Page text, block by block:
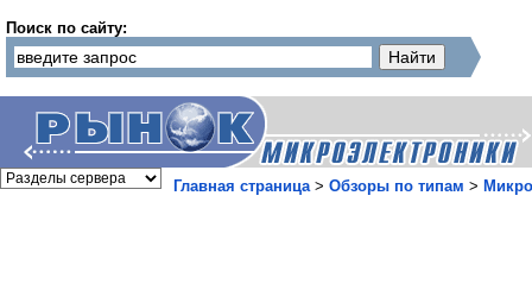
Поиск по сайту:
Главная страница> Обзоры по типам >